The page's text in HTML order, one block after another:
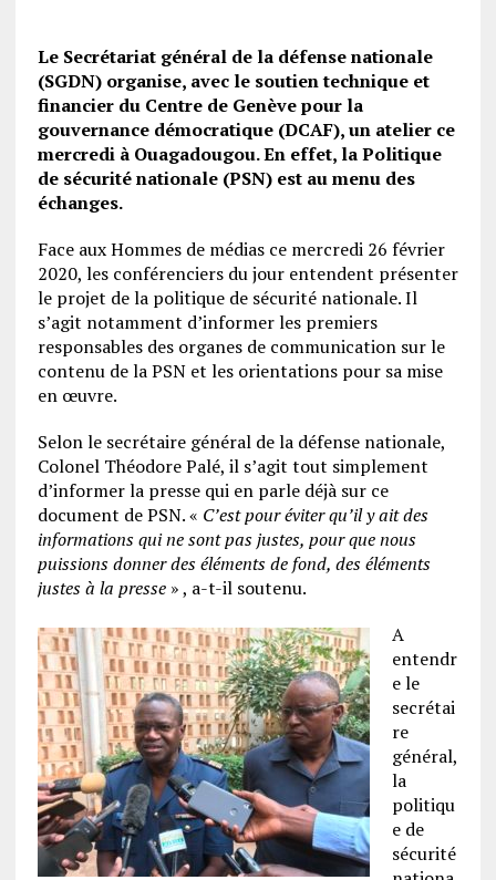
Le Secrétariat général de la défense nationale
(SGDN) organise, avec le soutien technique et
financier du Centre de Genève pour la
gouvernance démocratique (DCAF), un atelier ce
mercredi à Ouagadougou. En effet, la Politique
de sécurité nationale (PSN) est au menu des
échanges.
Face aux Hommes de médias ce mercredi 26 février
2020, les conférenciers du jour entendent présenter
le projet de la politique de sécurité nationale. Il
s’agit notamment d’informer les premiers
responsables des organes de communication sur le
contenu de la PSN et les orientations pour sa mise
en œuvre.
Selon le secrétaire général de la défense nationale,
Colonel Théodore Palé, il s’agit tout simplement
d’informer la presse qui en parle déjà sur ce
document de PSN. « C’est pour éviter qu’il y ait des
informations qui ne sont pas justes, pour que nous
puissions donner des éléments de fond, des éléments
justes à la presse» , a-t-il soutenu.
A
entendr
e le
secrétai
re
général,
la
politiqu
e de
sécurité